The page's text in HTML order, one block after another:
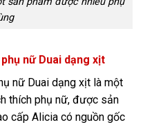
nữ Duai dạng xịt
nữ Duai dạng xịt là một
thích phụ nữ, được sản
cấp Alicia có nguồn gốc